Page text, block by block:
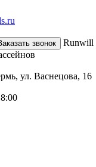
звонок
ул. Васнецова, 16